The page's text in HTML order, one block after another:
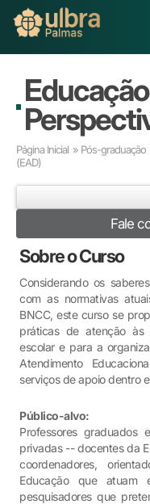
Buscar
Educação a Distância
Pesquisa
Extensão
Infraestrutura e
Inovação
Sobre a ULBRA
Página Inicial » Pós-graduação
(EAD)
Fale
Sobre o Curso
Considerando os
com as normativas
BNCC, este curso se
práticas de atenção às
escolar e para a
Atendimento
serviços de apoio dentro
Público-alvo:
Professores graduados
privadas -- docentes da
coordenadores,
Educação que atuam
pesquisadores que